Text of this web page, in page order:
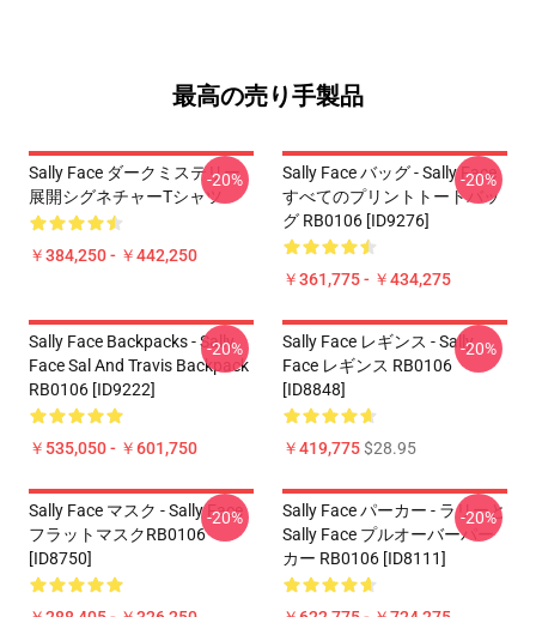
最高の売り手製品
Sally Face ダークミステリー
展開シグネチャーTシャツ
￥384,250 - ￥442,250
-20%
Sally Face バッグ - Sally Face
すべてのプリントトートバッ
グ RB0106 [ID9276]
￥361,775 - ￥434,275
-20%
Sally Face Backpacks - Sally
Face Sal And Travis Backpack
RB0106 [ID9222]
￥535,050 - ￥601,750
-20%
Sally Face レギンス - Sally
Face レギンス RB0106
[ID8848]
￥419,775$28.95
-20%
Sally Face マスク - Sally Face
フラットマスクRB0106
[ID8750]
-20%
Sally Face パーカー - ラリーと
Sally Face プルオーバーパー
カー RB0106 [ID8111]
-20%